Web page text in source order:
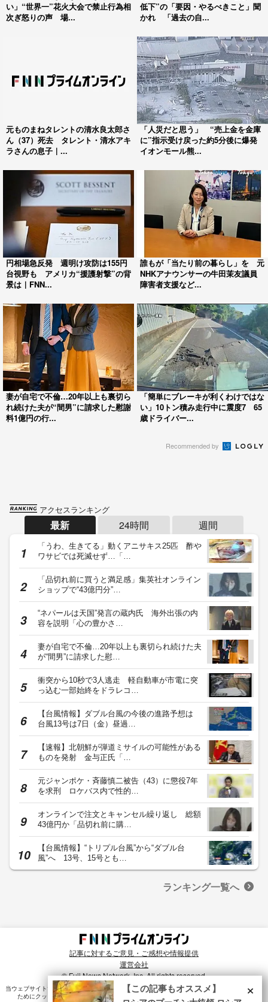
い」“世界一”花火大会で禁止行為相
次ぎ怒りの声 場...
低下”の「要因・やるべきこと」聞
かれ 「過去の自...
元ものまねタレントの清水良太郎さ
ん（37）死去 タレント・清水アキ
ラさんの息子｜...
「人災だと思う」 “売上金を金庫
に”指示受け戻った約5分後に爆発
イオンモール熊...
円相場急反発 週明け攻防は155円
台視野も アメリカ“援護射撃”の背
景は｜FNN...
誰もが「当たり前の暮らし」を 元
NHKアナウンサーの牛田茉友議員
障害者支援など...
妻が自宅で不倫…20年以上も裏切ら
れ続けた夫が“間男”に請求した慰謝
料1億円の行...
「簡単にブレーキが利くわけではな
い」10トン積み走行中に震度7 65
歳ドライバー...
Recommended by
アクセスランキング
最新 24時間 週間
「うわ、生きてる」動くアニサキス25匹 酢や
ワサビでは死滅せず…「…
「品切れ前に買うと満足感」集英社オンライン
ショップで“43億円分”…
“ネパールは天国”発言の蔵内氏 海外出張の内
容を説明「心の豊かさ…
妻が自宅で不倫…20年以上も裏切られ続けた夫
が“間男”に請求した慰…
衝突から10秒で3人逃走 軽自動車が市電に突
っ込む一部始終をドラレコ…
【台風情報】ダブル台風の今後の進路予想は
台風13号は7日（金）昼過…
【速報】北朝鮮が弾道ミサイルの可能性がある
ものを発射 金与正氏「…
元ジャンポケ・斉藤慎二被告（43）に懲役7年
を求刑 ロケバス内で性的…
オンラインで注文とキャンセル繰り返し 総額
43億円か「品切れ前に購…
【台風情報】“トリプル台風”から“ダブル台
風”へ 13号、15号とも…
ランキング一覧へ
記事に対するご意見・ご感想や情報提供
運営会社
© Fuji News Network, Inc. All rights reserved.
当ウェブサイトでは、ユーザのニーズ・興味・関⼼に合致したコンテンツや広告配信を提供する
ためにクッキーを使⽤しています。詳細は、プライバシーポリシー をご確認ください。×
【この記事もオススメ】